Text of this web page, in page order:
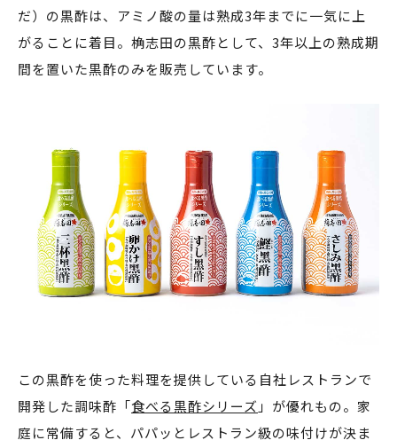
だ）の黒酢は、アミノ酸の量は熟成3年までに一気に上
がることに着目。桷志田の黒酢として、3年以上の熟成期
間を置いた黒酢のみを販売しています。
この黒酢を使った料理を提供している自社レストランで
開発した調味酢「食べる黒酢シリーズ 」が優れもの。家
庭に常備すると、パパッとレストラン級の味付けが決ま